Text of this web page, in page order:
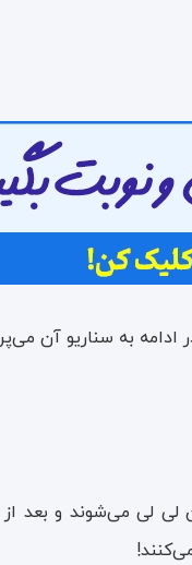
به سناریو آن
لی‌ لی می‌شوند و بعد